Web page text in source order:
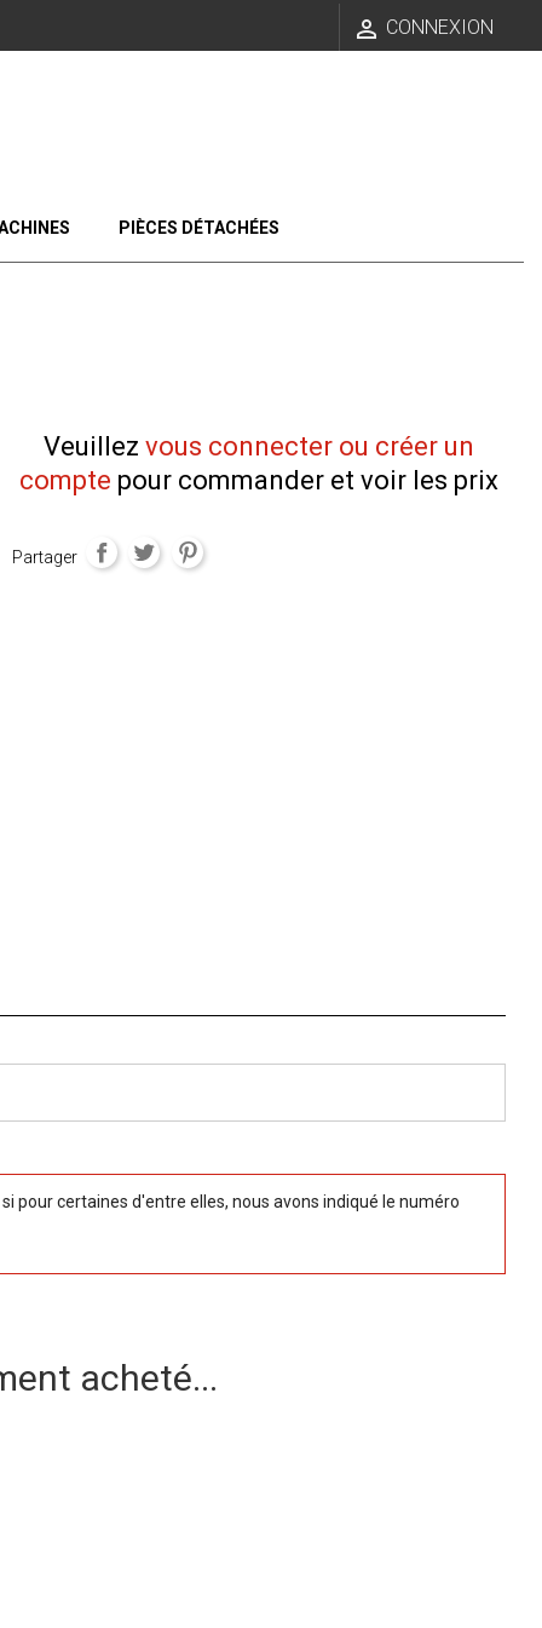
 CONNEXION
PIÈCES DÉTACHÉES
Veuillez vous connecter ou créer un
compte pour commander et voir les prix
Partager
pour certaines d'entre elles, nous avons indiqué le numéro
acheté...